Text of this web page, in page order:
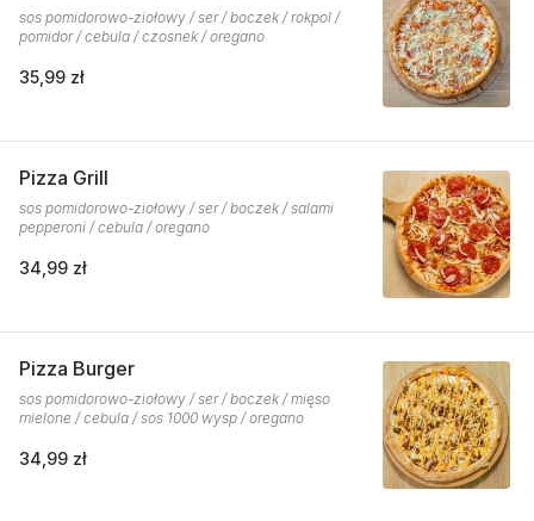
sos pomidorowo-ziołowy / ser / boczek / rokpol /
pomidor / cebula / czosnek / oregano
35,99 zł
Pizza Grill
sos pomidorowo-ziołowy / ser / boczek / salami
pepperoni / cebula / oregano
34,99 zł
Pizza Burger
sos pomidorowo-ziołowy / ser / boczek / mięso
mielone / cebula / sos 1000 wysp / oregano
34,99 zł